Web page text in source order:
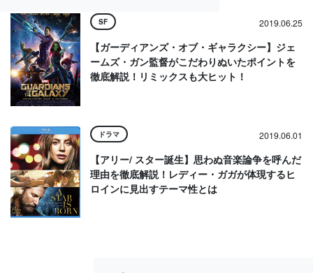
SF 2019.06.25
【ガーディアンズ・オブ・ギャラクシー】ジェ
ームズ・ガン監督がこだわりぬいたポイントを
徹底解説！リミックスも大ヒット！
ドラマ 2019.06.01
【アリー/ スター誕生】思わぬ音楽論争を呼んだ
理由を徹底解説！レディー・ガガが体現するヒ
ロインに見出すテーマ性とは